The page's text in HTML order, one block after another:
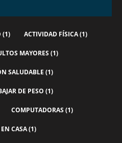
(1) ACTIVIDAD FÍSICA(1)
MAYORES (1)
SALUDABLE (1)
DE PESO (1)
COMPUTADORAS (1)
CASA(1)